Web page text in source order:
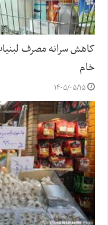
کاهش سرانه مصرف
خام
۱۴۰۵/۰۵/۱۵